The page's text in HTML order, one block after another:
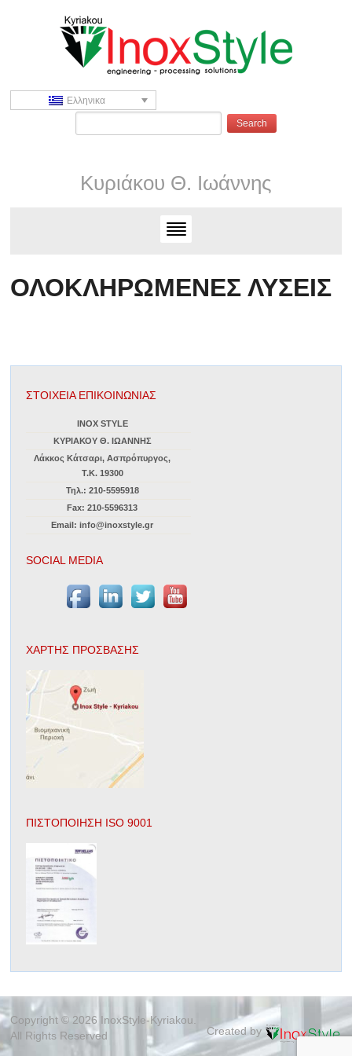
Ελληνικα
Κυριάκου Θ. Ιωάννης
ΟΛΟΚΛΗΡΩΜΕΝΕΣ ΛΥΣΕΙΣ
ΣΤΟΙΧΕΙΑ ΕΠΙΚΟΙΝΩΝΙΑΣ
INOX STYLE
ΚΥΡΙΑΚΟΥ Θ. ΙΩΑΝΝΗΣ
Λάκκος Κάτσαρι, Ασπρόπυργος,
Τ.Κ. 19300
Τηλ.: 210-5595918
Fax: 210-5596313
Email: info@inoxstyle.gr
SOCIAL MEDIA
ΧΑΡΤΗΣ ΠΡΟΣΒΑΣΗΣ
ΠΙΣΤΟΠΟΙΗΣΗ ISO 9001
Created by
Copyright © 2026 InoxStyle-Kyriakou.
All Rights Reserved